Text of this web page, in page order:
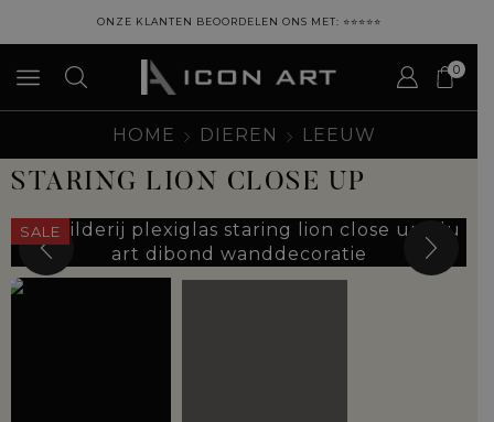
ONZE KLANTEN BEOORDELEN ONS MET: ⭐⭐⭐⭐⭐
0
HOME DIEREN LEEUW
STARING LION CLOSE UP
SALE